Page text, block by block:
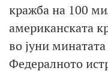
кражба на 100
американската
во јуни
Федералното